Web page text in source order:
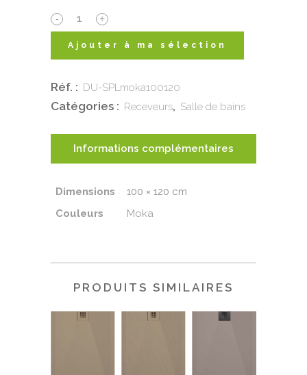
Receveur
STONE
Moka
quantity
Ajouter à ma sélection
Réf. : DU-SPLmoka100120
Catégories : Receveurs, Salle de bains
Informations complémentaires
Dimensions
100 × 120 cm
Couleurs
Moka
PRODUITS SIMILAIRES